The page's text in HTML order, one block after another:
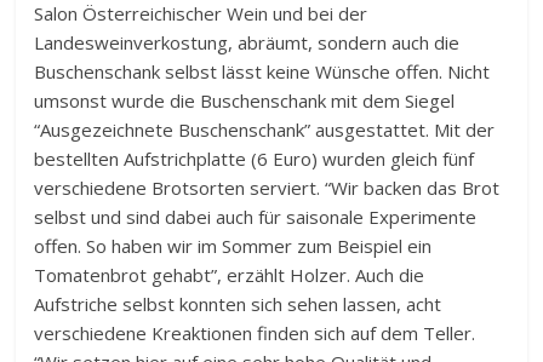
Salon Österreichischer Wein und bei der
Landesweinverkostung, abräumt, sondern auch die
Buschenschank selbst lässt keine Wünsche offen. Nicht
umsonst wurde die Buschenschank mit dem Siegel
“Ausgezeichnete Buschenschank” ausgestattet. Mit der
bestellten Aufstrichplatte (6 Euro) wurden gleich fünf
verschiedene Brotsorten serviert. “Wir backen das Brot
selbst und sind dabei auch für saisonale Experimente
offen. So haben wir im Sommer zum Beispiel ein
Tomatenbrot gehabt”, erzählt Holzer. Auch die
Aufstriche selbst konnten sich sehen lassen, acht
verschiedene Kreaktionen finden sich auf dem Teller.